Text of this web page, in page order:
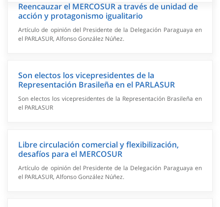
Reencauzar el MERCOSUR a través de unidad de
acción y protagonismo igualitario
Artículo de opinión del Presidente de la Delegación Paraguaya en
el PARLASUR, Alfonso González Núñez.
Son electos los vicepresidentes de la
Representación Brasileña en el PARLASUR
Son electos los vicepresidentes de la Representación Brasileña en
el PARLASUR
Libre circulación comercial y flexibilización,
desafíos para el MERCOSUR
Artículo de opinión del Presidente de la Delegación Paraguaya en
el PARLASUR, Alfonso González Núñez.